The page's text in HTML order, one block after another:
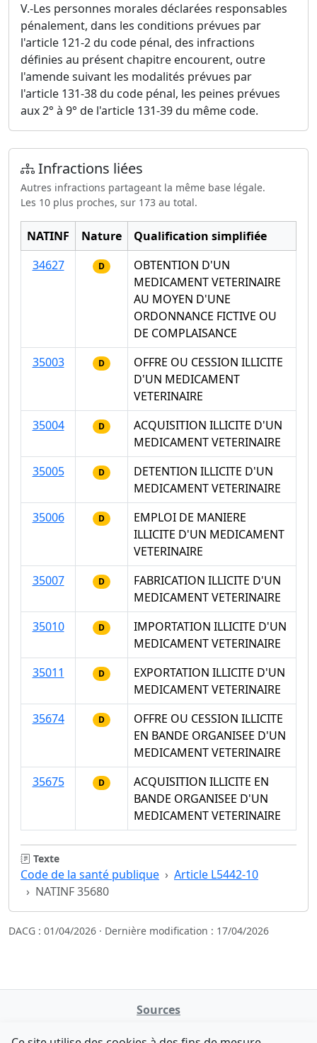
V.-Les personnes morales déclarées responsables
pénalement, dans les conditions prévues par
l'article 121-2 du code pénal, des infractions
définies au présent chapitre encourent, outre
l'amende suivant les modalités prévues par
l'article 131-38 du code pénal, les peines prévues
aux 2° à 9° de l'article 131-39 du même code.
Infractions liées
Autres infractions partageant la même base légale.
Les 10 plus proches, sur 173 au total.
NATINF Nature
Qualification simplifiée
34627
D
OBTENTION D'UN
MEDICAMENT VETERINAIRE
AU MOYEN D'UNE
ORDONNANCE FICTIVE OU
DE COMPLAISANCE
35003
D
OFFRE OU CESSION ILLICITE
D'UN MEDICAMENT
VETERINAIRE
35004
D
ACQUISITION ILLICITE D'UN
MEDICAMENT VETERINAIRE
35005
D
DETENTION ILLICITE D'UN
MEDICAMENT VETERINAIRE
35006
D
EMPLOI DE MANIERE
ILLICITE D'UN MEDICAMENT
VETERINAIRE
35007
D
FABRICATION ILLICITE D'UN
MEDICAMENT VETERINAIRE
35010
D
IMPORTATION ILLICITE D'UN
MEDICAMENT VETERINAIRE
35011
D
EXPORTATION ILLICITE D'UN
MEDICAMENT VETERINAIRE
35674
D
OFFRE OU CESSION ILLICITE
EN BANDE ORGANISEE D'UN
MEDICAMENT VETERINAIRE
35675
D
ACQUISITION ILLICITE EN
BANDE ORGANISEE D'UN
MEDICAMENT VETERINAIRE
Texte
Code de la santé publique
Article L5442-10
NATINF 35680
DACG : 01/04/2026 · Dernière modification : 17/04/2026
Sources